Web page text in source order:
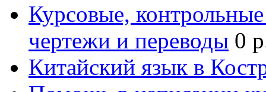
Курсовые,
чертежи и переводы 0
Китайский язык в